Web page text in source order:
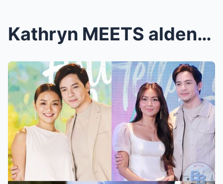
Kathryn MEETS alden Tita! • Kathryn TINANONG tungk...